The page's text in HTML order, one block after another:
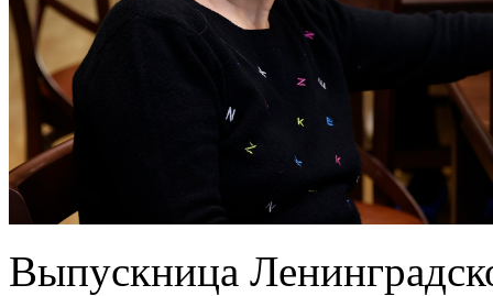
Выпускница